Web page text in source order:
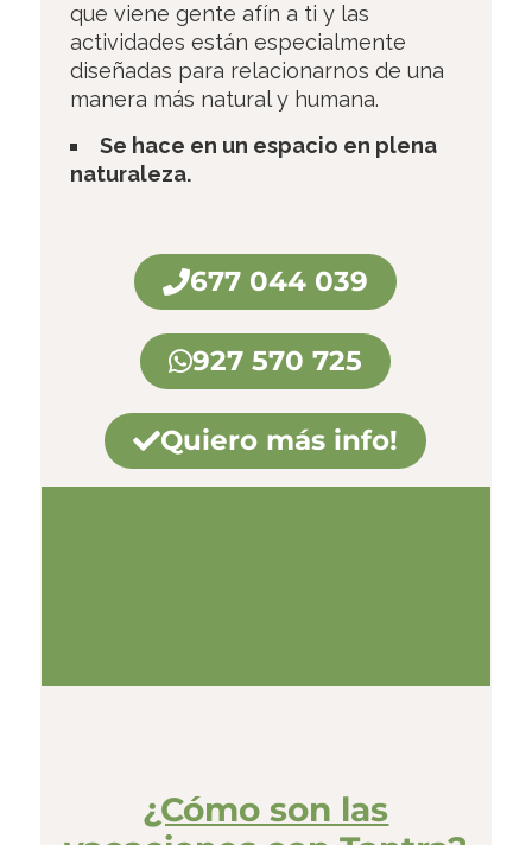
que viene gente afín a ti y las
actividades están especialmente
diseñadas para relacionarnos de una
manera más natural y humana.
Se hace en un espacio en plena
naturaleza.
677 044 039
927 570 725
Quiero más info!
¿Cómo son las